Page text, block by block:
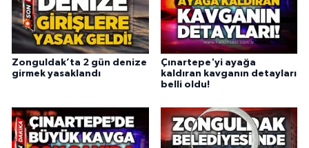
Zonguldak’ta 2 gün denize
girmek yasaklandı
Çınartepe'yi ayağa
kaldıran kavganın detayları
belli oldu!